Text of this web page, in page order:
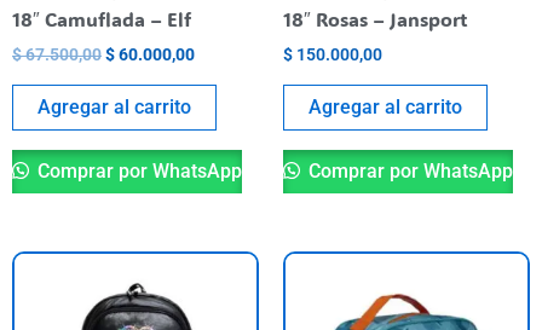
18″ Camuflada – Elf
$67.500,00$60.000,00
Agregar al carrito
Comprar por WhatsApp
18″ Rosas – Jansport
$ 150.000,00
Agregar al carrito
Comprar por WhatsApp